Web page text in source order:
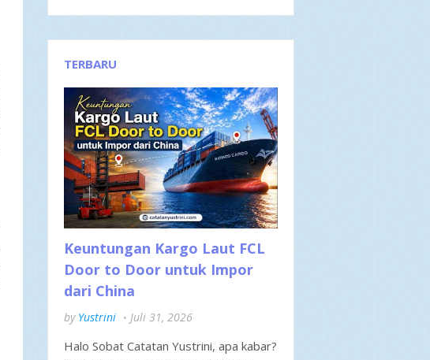
TERBARU
Keuntungan Kargo Laut FCL
Door to Door untuk Impor
dari China
by Yustrini Juli 31, 2026
Halo Sobat Catatan Yustrini, apa kabar?